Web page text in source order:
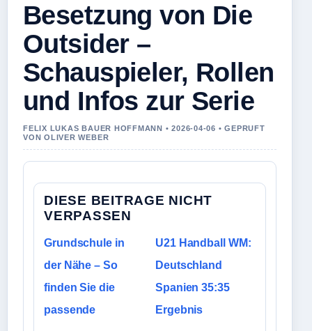
Besetzung von Die
Outsider –
Schauspieler, Rollen
und Infos zur Serie
FELIX LUKAS BAUER HOFFMANN • 2026-04-06 • GEPRUFT
VON OLIVER WEBER
DIESE BEITRAGE NICHT
VERPASSEN
Grundschule in
der Nähe – So
finden Sie die
passende
U21 Handball WM:
Deutschland
Spanien 35:35
Ergebnis